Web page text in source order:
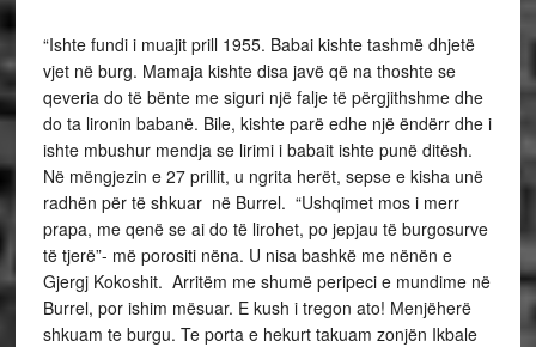
“Ishte fundi i muajit prill 1955. Babai kishte tashmë dhjetë
vjet në burg. Mamaja kishte disa javë që na thoshte se
qeveria do të bënte me siguri një falje të përgjithshme dhe
do ta lironin babanë. Bile, kishte parë edhe një ëndërr dhe i
ishte mbushur mendja se lirimi i babait ishte punë ditësh.
Në mëngjezin e 27 prillit, u ngrita herët, sepse e kisha unë
radhën për të shkuar në Burrel. “Ushqimet mos i merr
prapa, me qenë se ai do të lirohet, po jepjau të burgosurve
të tjerë”- më porositi nëna. U nisa bashkë me nënën e
Gjergj Kokoshit. Arritëm me shumë peripeci e mundime në
Burrel, por ishim mësuar. E kush i tregon ato! Menjëherë
shkuam te burgu. Te porta e hekurt takuam zonjën Ikbale